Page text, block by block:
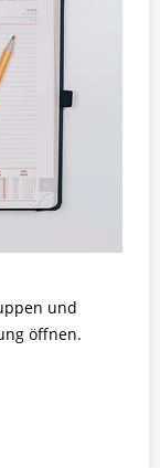
und
öffnen.